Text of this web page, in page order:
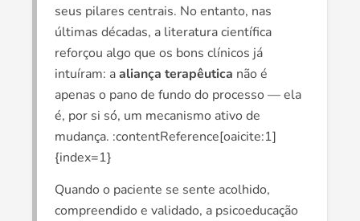
seus pilares centrais. No entanto, nas
últimas décadas, a literatura científica
reforçou algo que os bons clínicos já
intuíram: aaliança terapêutica não é
apenas o pano de fundo do processo — ela
é, por si só, um mecanismo ativo de
mudança. :contentReference[oaicite:1]
{index=1}
Quando o paciente se sente acolhido,
compreendido e validado, a psicoeducação